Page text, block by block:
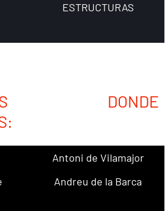
ESTRUCTURAS
DONDE
Antoni de Vilamajor
Andreu de la Barca